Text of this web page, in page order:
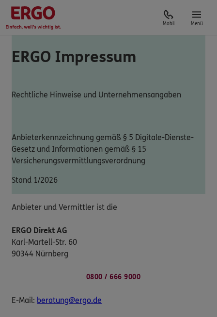
Mobil Menü
ERGO Impressum
Rechtliche Hinweise und Unternehmensangaben
Anbieterkennzeichnung gemäß § 5 Digitale-Dienste-
Gesetz und Informationen gemäß § 15
Versicherungsvermittlungsverordnung
Stand 1/2026
Anbieter und Vermittler ist die
ERGO Direkt AG
Karl-Martell-Str. 60
90344 Nürnberg
0800 / 666 9000
E-Mail: beratung@ergo.de